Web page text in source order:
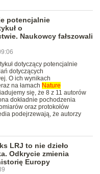
potencjalnie
o
Naukowcy fałszowali
dotyczący potencjalnie
dotyczących
O ich wynikach
na łamach Nature
się, że 8 z 11 autorów
dokładnie pochodzenia
oraz protokołów
podejrzewają, że autorzy
LRJ to nie dzieło
Odkrycie zmienia
Europy